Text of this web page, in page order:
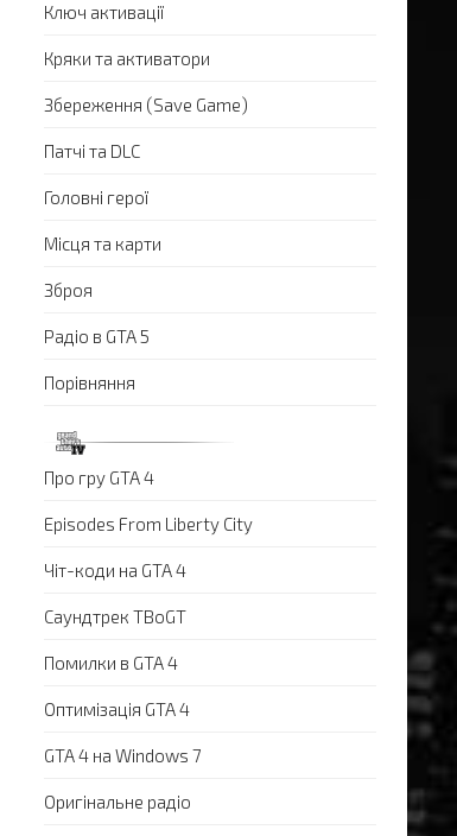
Ключ активації
Кряки та активатори
Збереження (Save Game)
Патчі та DLC
Головні герої
Місця та карти
Зброя
Радіо в GTA 5
Порівняння
Про гру GTA 4
Episodes From Liberty City
Чіт-коди на GTA 4
Саундтрек TBoGT
Помилки в GTA 4
Оптимізація GTA 4
GTA 4 на Windows 7
Оригінальне радіо